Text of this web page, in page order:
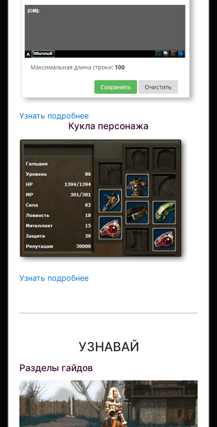
Узнать подробнее
Кукла персонажа
Узнать подробнее
УЗНАВАЙ
Разделы гайдов